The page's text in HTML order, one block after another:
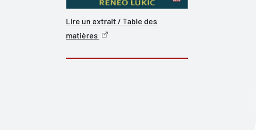
Lire un extrait / Table des
matières